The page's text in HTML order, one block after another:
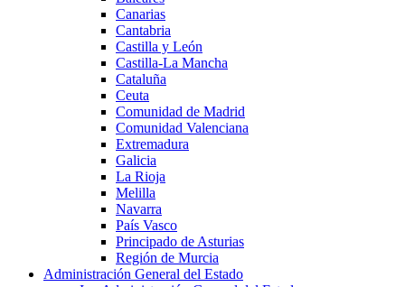
Canarias
Cantabria
Castilla y León
Castilla-La Mancha
Cataluña
Ceuta
Comunidad de Madrid
Comunidad Valenciana
Extremadura
Galicia
La Rioja
Melilla
Navarra
País Vasco
Principado de Asturias
Región de Murcia
Administración General del Estado